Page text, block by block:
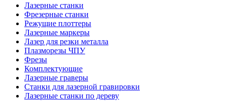
Лазерные станки
Фрезерные станки
Режущие плоттеры
Лазерные маркеры
Лазер для резки металла
Плазморезы ЧПУ
Фрезы
Комплектующие
Лазерные граверы
Станки для лазерной гравировки
Лазерные станки по дереву